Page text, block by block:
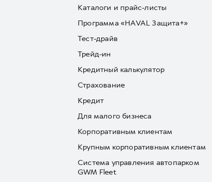
Каталоги и прайс-листы
Программа «HAVAL Защита+»
Тест-драйв
Трейд-ин
Кредитный калькулятор
Страхование
Кредит
Для малого бизнеса
Корпоративным клиентам
Крупным корпоративным клиентам
Система управления автопарком
GWM Fleet